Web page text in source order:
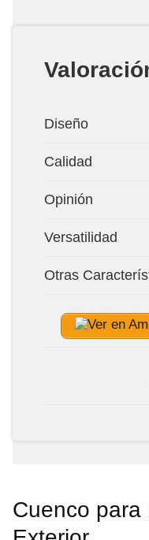
Diseño
Calidad
Opinión
Versatilidad
Otras
Cuenco para